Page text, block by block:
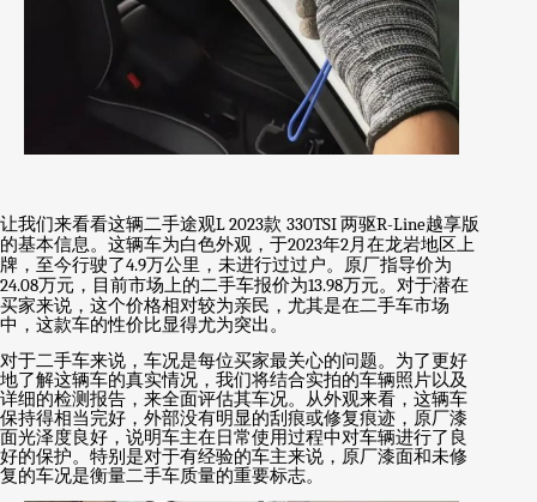
让我们来看看这辆二手途观L 2023款 330TSI两驱R-Line越享版
的基本信息。这辆车为白色外观，于2023年2月在龙岩地区上
牌，至今行驶了4.9万公里，未进行过过户。原厂指导价为
24.08万元，目前市场上的二手车报价为13.98万元。对于潜在
买家来说，这个价格相对较为亲民，尤其是在二手车市场
中，这款车的性价比显得尤为突出。
对于二手车来说，车况是每位买家最关心的问题。为了更好
地了解这辆车的真实情况，我们将结合实拍的车辆照片以及
详细的检测报告，来全面评估其车况。从外观来看，这辆车
保持得相当完好，外部没有明显的刮痕或修复痕迹，原厂漆
面光泽度良好，说明车主在日常使用过程中对车辆进行了良
好的保护。特别是对于有经验的车主来说，原厂漆面和未修
复的车况是衡量二手车质量的重要标志。